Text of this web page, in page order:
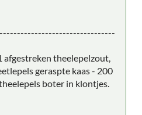
theelepelzout,
geraspte kaas - 200
boter in klontjes.